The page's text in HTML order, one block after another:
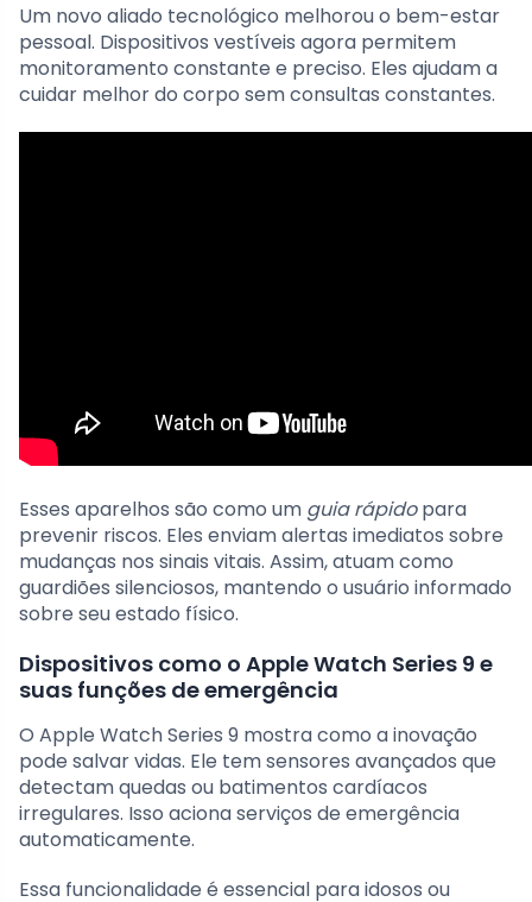
Um novo aliado tecnológico melhorou o bem-estar
pessoal. Dispositivos vestíveis agora permitem
monitoramento constante e preciso. Eles ajudam a
cuidar melhor do corpo sem consultas constantes.
Esses aparelhos são como um guia rápidopara
prevenir riscos. Eles enviam alertas imediatos sobre
mudanças nos sinais vitais. Assim, atuam como
guardiões silenciosos, mantendo o usuário informado
sobre seu estado físico.
Dispositivos como o Apple Watch Series 9 e
suas funções de emergência
O Apple Watch Series 9 mostra como a inovação
pode salvar vidas. Ele tem sensores avançados que
detectam quedas ou batimentos cardíacos
irregulares. Isso aciona serviços de emergência
automaticamente.
Essa funcionalidade é essencial para idosos ou